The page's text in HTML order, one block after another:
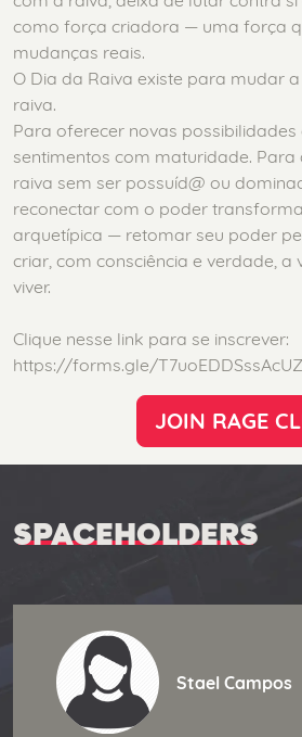
como força criadora — uma força
mudanças reais.
O Dia da Raiva existe para mudar
raiva.
Para oferecer novas possibilidades
sentimentos com maturidade.
raiva sem ser possuíd@ ou
reconectar com o poder
arquetípica — retomar seu poder
criar, com consciência e verdade, a
viver.
Clique nesse link para se inscrever:
https://forms.gle/
JOIN RAGE
SPACEHOLDERS
Stael Campos